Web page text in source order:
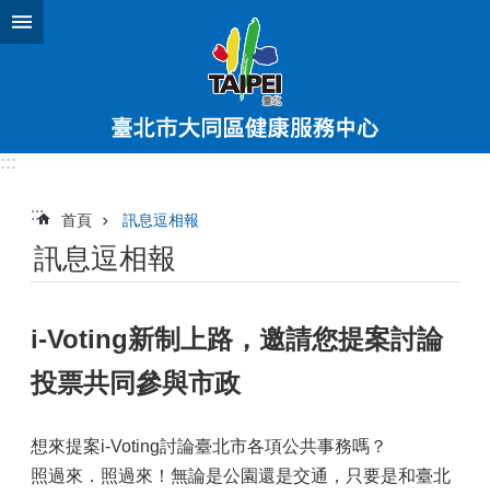
跳到主要內容區塊
:::
::: 首頁 訊息逗相報
訊息逗相報
i-Voting新制上路，邀請您提案討論
投票共同參與市政
想來提案i-Voting討論臺北市各項公共事務嗎？
照過來．照過來！無論是公園還是交通，只要是和臺北